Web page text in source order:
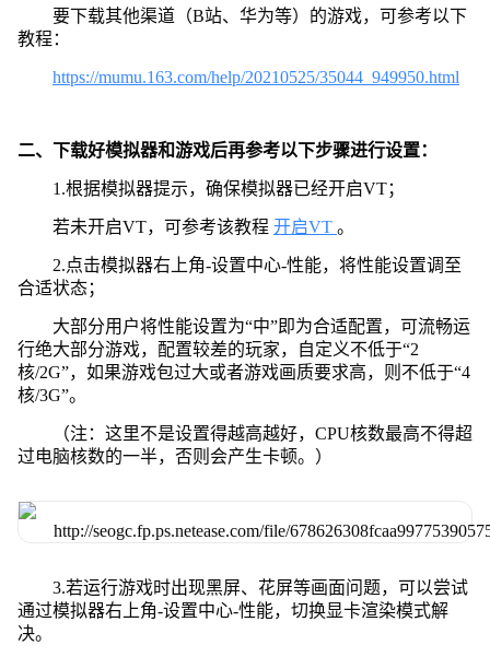
要下载其他渠道（B站、华为等）的游戏，可参考以下
教程：
https://mumu.163.com/help/20210525/35044_949950.html
二、下载好模拟器和游戏后再参考以下步骤进行设置：
1.根据模拟器提示，确保模拟器已经开启VT；
若未开启VT，可参考该教程 开启VT 。
2.点击模拟器右上角-设置中心-性能，将性能设置调至
合适状态；
大部分用户将性能设置为“中”即为合适配置，可流畅运
行绝大部分游戏，配置较差的玩家，自定义不低于“2
核/2G”，如果游戏包过大或者游戏画质要求高，则不低于“4
核/3G”。
（注：这里不是设置得越高越好，CPU核数最高不得超
过电脑核数的一半，否则会产生卡顿。）
3.若运行游戏时出现黑屏、花屏等画面问题，可以尝试
通过模拟器右上角-设置中心-性能，切换显卡渲染模式解
决。